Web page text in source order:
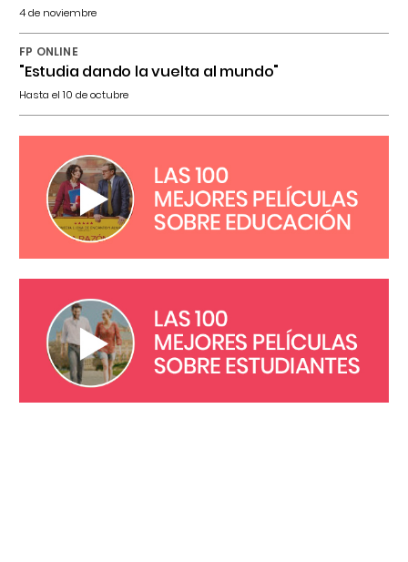
4 de noviembre
FP ONLINE
"Estudia dando la vuelta al mundo"
Hasta el 10 de octubre